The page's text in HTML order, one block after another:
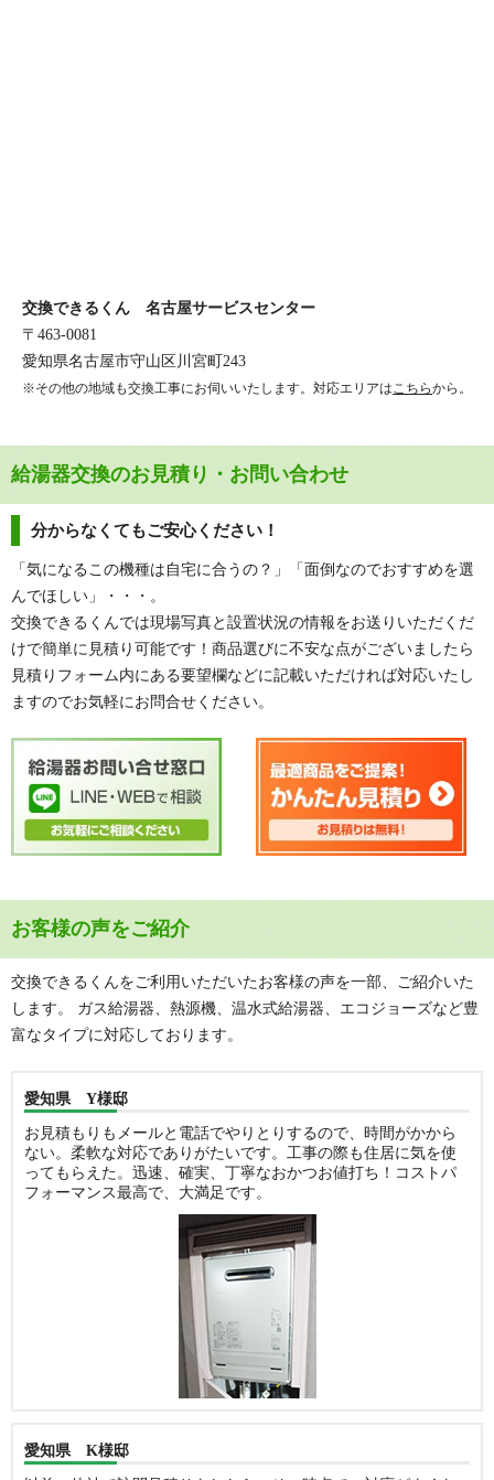
交換できるくん 名古屋サービスセンター
〒463-0081
愛知県名古屋市守山区川宮町243
※その他の地域も交換工事にお伺いいたします。対応エリアはこちらから。
給湯器交換のお見積り・お問い合わせ
分からなくてもご安心ください！
「気になるこの機種は自宅に合うの？」「面倒なのでおすすめを選
んでほしい」・・・。
交換できるくんでは現場写真と設置状況の情報をお送りいただくだ
けで簡単に見積り可能です！商品選びに不安な点がございましたら
見積りフォーム内にある要望欄などに記載いただければ対応いたし
ますのでお気軽にお問合せください。
お客様の声をご紹介
交換できるくんをご利用いただいたお客様の声を一部、ご紹介いた
します。 ガス給湯器、熱源機、温水式給湯器、エコジョーズなど豊
富なタイプに対応しております。
愛知県 Y様邸
お見積もりもメールと電話でやりとりするので、時間がかから
ない。柔軟な対応でありがたいです。工事の際も住居に気を使
ってもらえた。迅速、確実、丁寧なおかつお値打ち！コストパ
フォーマンス最高で、大満足です。
愛知県 K様邸